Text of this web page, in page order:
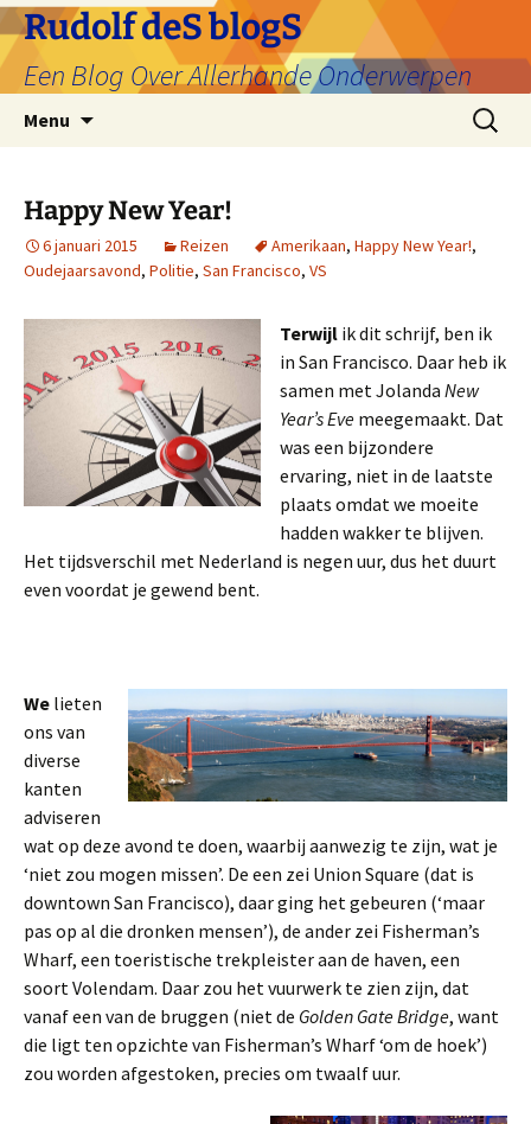
Ga
naar
de
inhoud
Rudolf deS blogS
Een Blog Over Allerhande Onderwerpen
Menu
Zoeken
naar:
Happy New Year!
6 januari 2015 Reizen Amerikaan, Happy New Year!,
Oudejaarsavond, Politie, San Francisco, VS
Terwijl ik dit schrijf, ben ik
in San Francisco. Daar heb ik
samen met Jolanda New
Year’s Eve meegemaakt. Dat
was een bijzondere
ervaring, niet in de laatste
plaats omdat we moeite
hadden wakker te blijven.
Het tijdsverschil met Nederland is negen uur, dus het duurt
even voordat je gewend bent.
We lieten
ons van
diverse
kanten
adviseren
wat op deze avond te doen, waarbij aanwezig te zijn, wat je
‘niet zou mogen missen’. De een zei Union Square (dat is
downtown San Francisco), daar ging het gebeuren (‘maar
pas op al die dronken mensen’), de ander zei Fisherman’s
Wharf, een toeristische trekpleister aan de haven, een
soort Volendam. Daar zou het vuurwerk te zien zijn, dat
vanaf een van de bruggen (niet de Golden Gate Bridge, want
die ligt ten opzichte van Fisherman’s Wharf ‘om de hoek’)
zou worden afgestoken, precies om twaalf uur.